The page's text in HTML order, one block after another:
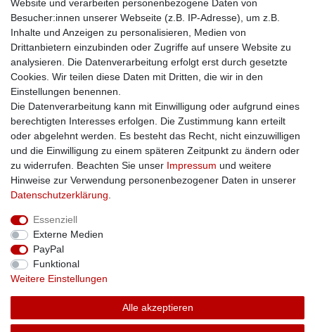
Kontakt
Impressum
Zusatzinfos
AGB
Altölentsorgung
Batterieentsorgung
Datenschutz
Lieferbedingungen
Widerrufsbelehrung
Widerrufsformular
Zahlungsarten
Bankdaten
SSL: Sicher einkaufen!
Unsere Kaufabwicklung ist durch SSL gesichert.
Website und verarbeiten personenbezogene Daten von
Besucher:innen unserer Webseite (z.B. IP-Adresse), um z.B.
Inhalte und Anzeigen zu personalisieren, Medien von
Drittanbietern einzubinden oder Zugriffe auf unsere Website zu
analysieren. Die Datenverarbeitung erfolgt erst durch gesetzte
Cookies. Wir teilen diese Daten mit Dritten, die wir in den
Einstellungen benennen.
Die Datenverarbeitung kann mit Einwilligung oder aufgrund eines
berechtigten Interesses erfolgen. Die Zustimmung kann erteilt
oder abgelehnt werden. Es besteht das Recht, nicht einzuwilligen
und die Einwilligung zu einem späteren Zeitpunkt zu ändern oder
zu widerrufen. Beachten Sie unser Impressum und weitere
Hinweise zur Verwendung personenbezogener Daten in unserer
Daten­schutz­erklärung
Essenziell
Externe Medien
PayPal
Funktional
Weitere Einstellungen
Alle akzeptieren